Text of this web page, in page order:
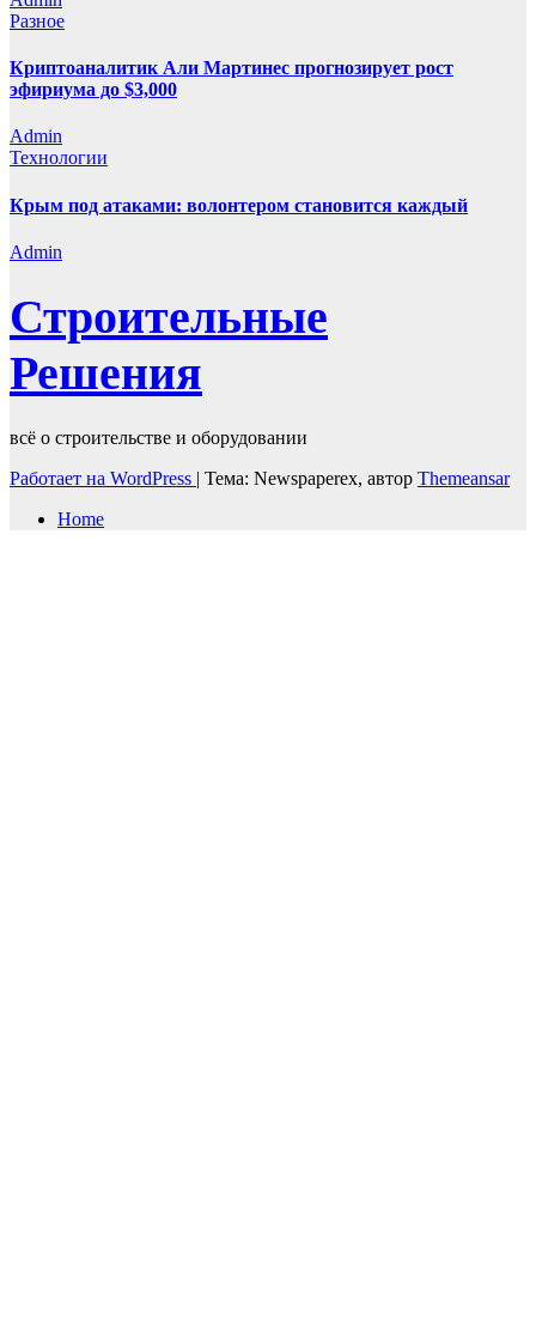
Разное
Криптоаналитик Али Мартинес прогнозирует рост
эфириума до $3,000
Admin
Технологии
Крым под атаками: волонтером становится каждый
Admin
Строительные
Решения
всё о строительстве и оборудовании
Работает на WordPress | Тема: Newspaperex, автор Themeansar
Home